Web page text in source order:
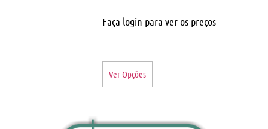
Faça login para ver os preços
Ver Opções